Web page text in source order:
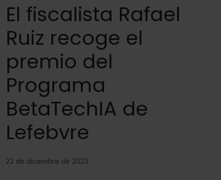
El fiscalista Rafael
Ruiz recoge el
premio del
Programa
BetaTechIA de
Lefebvre
22 de diciembre de 2023